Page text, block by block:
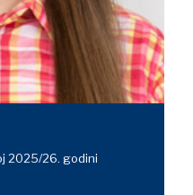
2025/26. godini